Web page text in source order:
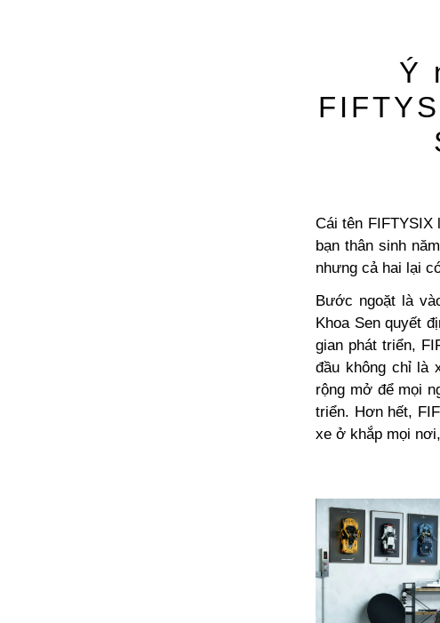
Ý
Cái tên FIFTYSIX
bạn thân sinh
nhưng cả hai lại
Bước ngoặt là
Khoa Sen quyết
gian phát triển,
đầu không chỉ là
rộng mở để mọi
triển. Hơn hết,
xe ở khắp mọi